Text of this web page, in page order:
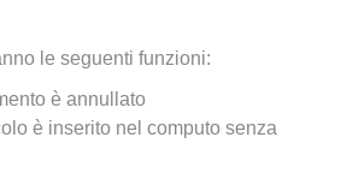
le seguenti funzioni:
è annullato
è inserito nel computo senza